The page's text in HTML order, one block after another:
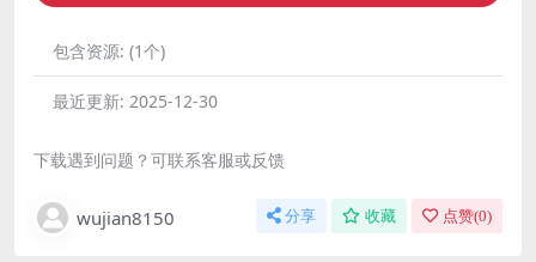
包含资源: (1个)
最近更新: 2025-12-30
下载遇到问题？可联系客服或反馈
wujian8150 分享 收藏 点赞(0)